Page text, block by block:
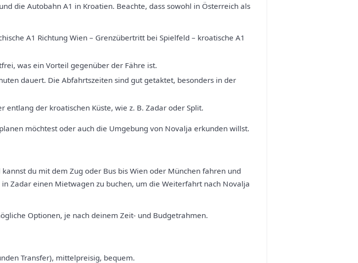
die Autobahn A1 in Kroatien. Beachte, dass sowohl in Österreich als
A1 Richtung Wien – Grenzübertritt bei Spielfeld – kroatische A1
was ein Vorteil gegenüber der Fähre ist.
dauert. Die Abfahrtszeiten sind gut getaktet, besonders in der
entlang der kroatischen Küste, wie z. B. Zadar oder Split.
möchtest oder auch die Umgebung von Novalja erkunden willst.
du mit dem Zug oder Bus bis Wien oder München fahren und
Zadar einen Mietwagen zu buchen, um die Weiterfahrt nach Novalja
Optionen, je nach deinem Zeit- und Budgetrahmen.
Transfer), mittelpreisig, bequem.